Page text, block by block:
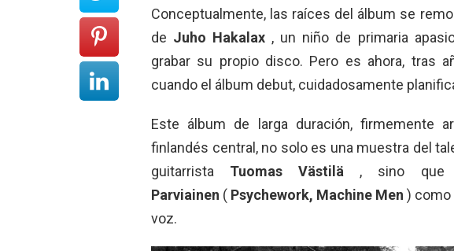
Conceptualmente, las raíces del álbum se
de Juho Hakalax , un niño de primaria
grabar su propio disco. Pero es ahora, tras
cuando el álbum debut, cuidadosamente
Este álbum de larga duración, firmemente
finlandés central, no solo es una muestra del
guitarrista Tuomas Västilä , sino que
Parviainen ( Psychework, Machine Men ) como
voz.